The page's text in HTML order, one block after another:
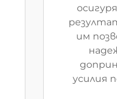
им
усилия